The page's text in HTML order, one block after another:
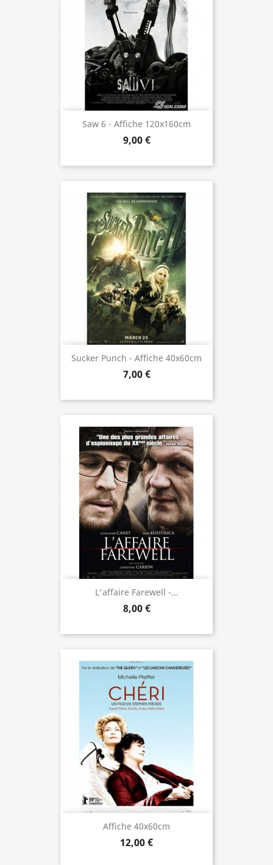
Saw 6 - Affiche 120x160cm
9,00 €
Sucker Punch - Affiche 40x60cm
7,00 €
L'affaire Farewell -...
8,00 €
Affiche 40x60cm
12,00 €